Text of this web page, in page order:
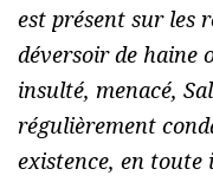
est présent sur les
déversoir de haine
insulté, menacé,
régulièrement
existence, en toute